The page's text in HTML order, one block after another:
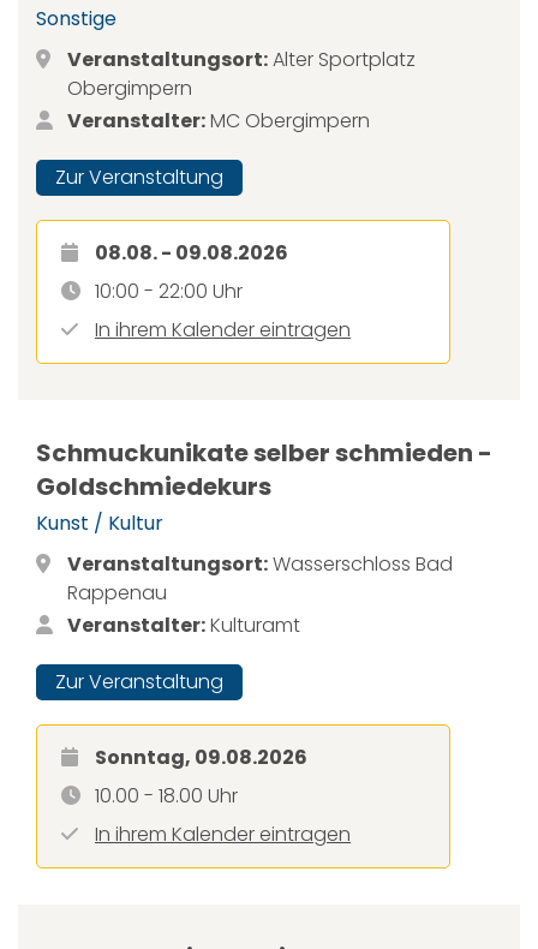
Sonstige
Veranstaltungsort:Alter Sportplatz
Obergimpern
Veranstalter:MC Obergimpern
Zur Veranstaltung
08.08. - 09.08.2026
10:00 - 22:00 Uhr
In ihrem Kalender eintragen
Schmuckunikate selber schmieden -
Goldschmiedekurs
Kunst / Kultur
Veranstaltungsort:Wasserschloss Bad
Rappenau
Veranstalter:Kulturamt
Zur Veranstaltung
Sonntag, 09.08.2026
10.00 - 18.00 Uhr
In ihrem Kalender eintragen